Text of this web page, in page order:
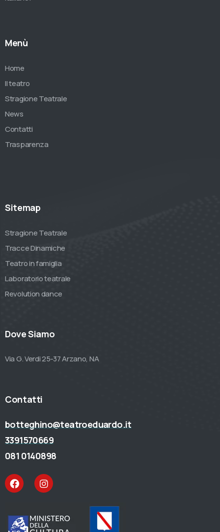
Menù
Home
Il teatro
Stragione Teatrale
News
Contatti
Trasparenza
Sitemap
Stragione Teatrale
Tracce Dinamiche
Teatro in famiglia
Laboratorio teatrale
Revolution dance
Dove Siamo
Via G. Verdi 25-37 Arzano, NA
Contatti
botteghino@teatroeduardo.it
3391570669
081 0140898